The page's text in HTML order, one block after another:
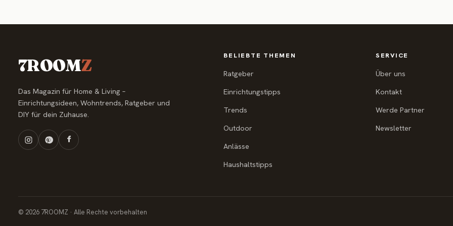
7ROOMZ
Das Magazin für Home & Living –
Einrichtungsideen, Wohntrends, Ratgeber und
DIY für dein Zuhause.
BELIEBTE THEMEN
Ratgeber
Einrichtungstipps
Trends
Outdoor
Anlässe
Haushaltstipps
SERVICE
Über uns
Kontakt
Werde Partner
Newsletter
© 2026 7ROOMZ · Alle Rechte vorbehalten